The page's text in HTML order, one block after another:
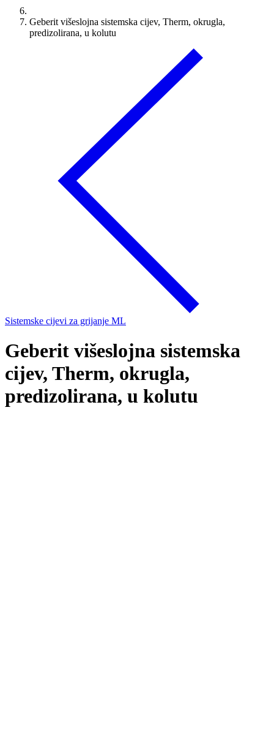
Geberit višeslojna sistemska cijev, Therm, okrugla,
predizolirana, u kolutu
Sistemske cijevi za grijanje ML
Geberit višeslojna sistemska
cijev, Therm, okrugla,
predizolirana, u kolutu